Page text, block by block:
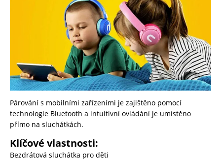
Párování s mobilními zařízeními je zajištěno pomocí
technologie Bluetooth a intuitivní ovládání je umístěno
přímo na sluchátkách.
Klíčové vlastnosti:
Bezdrátová sluchátka pro děti